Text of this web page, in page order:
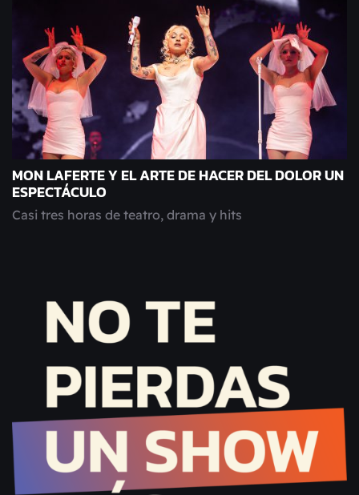
MON LAFERTE Y EL ARTE DE HACER DEL DOLOR UN
ESPECTÁCULO
Casi tres horas de teatro, drama y hits